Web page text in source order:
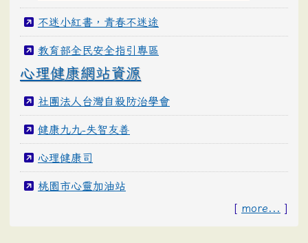
不迷小紅書，青春不迷途
教育部全民安全指引專區
心理健康網站資源
社團法人台灣自殺防治學會
健康九九-失智友善
心理健康司
桃園市心靈加油站
[ more... ]